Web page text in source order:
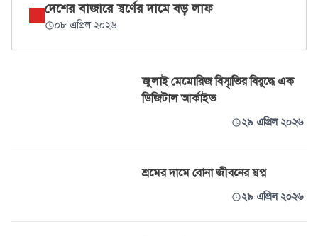
দেশের বাজারে স্বর্ণের দামে বড় লাফ
০৮ এপ্রিল ২০২৬
জুলাই মেমোরিজ বিস্মৃতির বিরুদ্ধে এক
ডিজিটাল আর্কাইভ
২৯ এপ্রিল ২০২৬
শ্রমের দামে বোনা জীবনের স্বপ্ন
২৯ এপ্রিল ২০২৬